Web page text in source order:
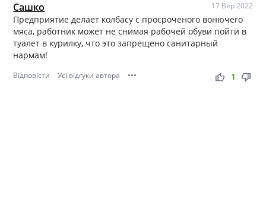
Сашко 17 Вер 2022
Предприятие делает колбасу с просроченого вонючего
мяса, работник может не снимая рабочей обуви пойти в
туалет в курилку, что это запрещено санитарный
нармам!
Відповісти Усі відгуки автора ••• thumb_up thumb_down
1